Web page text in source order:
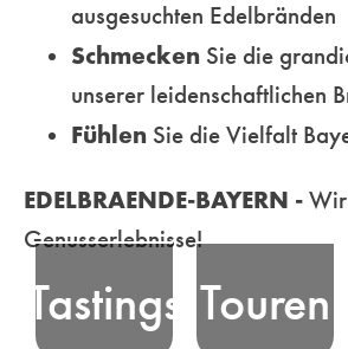
ausgesuchten Edelbränden
Schmecken Sie die
unserer leidenschaftlichen
Fühlen Sie die Vielfalt
EDELBRAENDE-BAYERN -
Genusserlebnisse!
Tastings
Nehmen Sie an
unseren
moderierten
Tastings - in
ausgewählten
Locations oder
Touren
Erfahren Sie
die Essenz
bayerischer
Edelbrand-
unseren
unterhaltsamen
Genusstouren
durch die